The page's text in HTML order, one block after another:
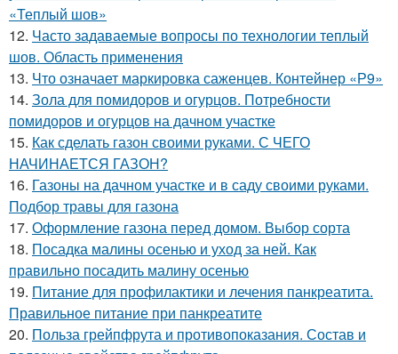
«Теплый шов»
12. Часто задаваемые вопросы по технологии теплый
шов. Область применения
13. Что означает маркировка саженцев. Контейнер «Р9»
14. Зола для помидоров и огурцов. Потребности
помидоров и огурцов на дачном участке
15. Как сделать газон своими руками. С ЧЕГО
НАЧИНАЕТСЯ ГАЗОН?
16. Газоны на дачном участке и в саду своими руками.
Подбор травы для газона
17. Оформление газона перед домом. Выбор сорта
18. Посадка малины осенью и уход за ней. Как
правильно посадить малину осенью
19. Питание для профилактики и лечения панкреатита.
Правильное питание при панкреатите
20. Польза грейпфрута и противопоказания. Состав и